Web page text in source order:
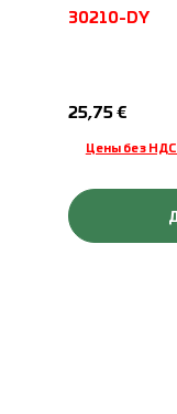
30210-DY
Обычная цена:
25,75 €
Цены без